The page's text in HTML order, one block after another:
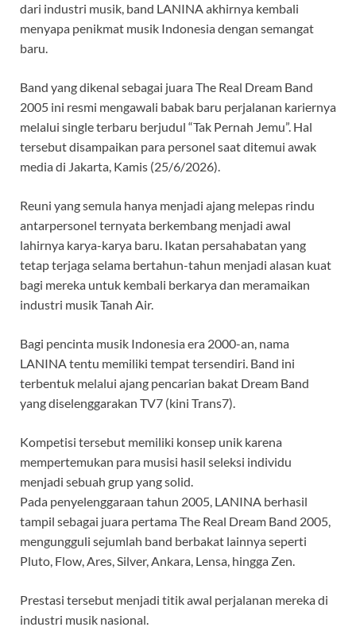
dari industri musik, band LANINA akhirnya kembali
menyapa penikmat musik Indonesia dengan semangat
baru.
Band yang dikenal sebagai juara The Real Dream Band
2005 ini resmi mengawali babak baru perjalanan kariernya
melalui single terbaru berjudul “Tak Pernah Jemu”. Hal
tersebut disampaikan para personel saat ditemui awak
media di Jakarta, Kamis (25/6/2026).
Reuni yang semula hanya menjadi ajang melepas rindu
antarpersonel ternyata berkembang menjadi awal
lahirnya karya-karya baru. Ikatan persahabatan yang
tetap terjaga selama bertahun-tahun menjadi alasan kuat
bagi mereka untuk kembali berkarya dan meramaikan
industri musik Tanah Air.
Bagi pencinta musik Indonesia era 2000-an, nama
LANINA tentu memiliki tempat tersendiri. Band ini
terbentuk melalui ajang pencarian bakat Dream Band
yang diselenggarakan TV7 (kini Trans7).
Kompetisi tersebut memiliki konsep unik karena
mempertemukan para musisi hasil seleksi individu
menjadi sebuah grup yang solid.
Pada penyelenggaraan tahun 2005, LANINA berhasil
tampil sebagai juara pertama The Real Dream Band 2005,
mengungguli sejumlah band berbakat lainnya seperti
Pluto, Flow, Ares, Silver, Ankara, Lensa, hingga Zen.
Prestasi tersebut menjadi titik awal perjalanan mereka di
industri musik nasional.